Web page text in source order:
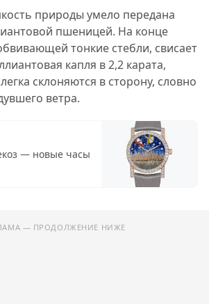
природы умело передана
пшеницей. На конце
тонкие стебли, свисает
капля в 2,2 карата,
склоняются в сторону, словно
ветра.
— новые часы
— ПРОДОЛЖЕНИЕ НИЖЕ